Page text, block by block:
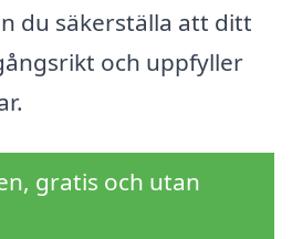
du säkerställa att ditt
och uppfyller
gratis och utan